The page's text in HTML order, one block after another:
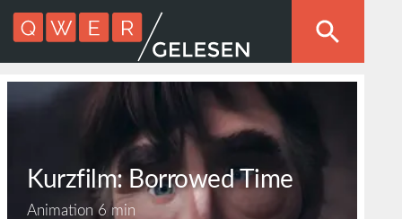
Kurzfilm: Borrowed Time
Animation6 min